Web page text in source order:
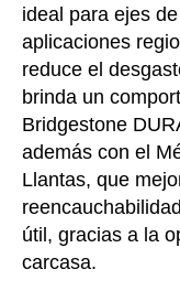
ideal para ejes
aplicaciones
reduce el
brinda un
Bridgestone
además con el
Llantas, que
útil, gracias a la
carcasa.